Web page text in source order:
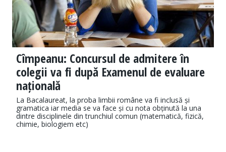
Cîmpeanu: Concursul de admitere în
colegii va fi după Examenul de evaluare
națională
La Bacalaureat, la proba limbii române va fi inclusă și
gramatica iar media se va face și cu nota obținută la una
dintre disciplinele din trunchiul comun (matematică, fizică,
chimie, biologiem etc)